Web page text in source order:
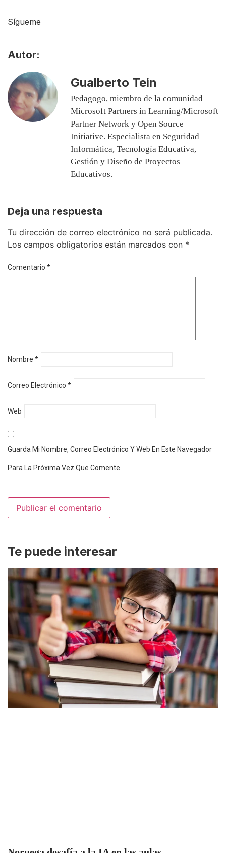
Sígueme
Autor:
Gualberto Tein
Pedagogo, miembro de la comunidad
Microsoft Partners in Learning/Microsoft
Partner Network y Open Source
Initiative. Especialista en Seguridad
Informática, Tecnología Educativa,
Gestión y Diseño de Proyectos
Educativos.
Deja una respuesta
Tu dirección de correo electrónico no será publicada.
Los campos obligatorios están marcados con *
Comentario *
Nombre *
Correo Electrónico *
Web
Guarda Mi Nombre, Correo Electrónico Y Web En Este Navegador
Para La Próxima Vez Que Comente.
Te puede interesar